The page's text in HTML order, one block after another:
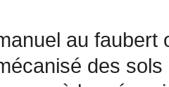
au faubert
des sols